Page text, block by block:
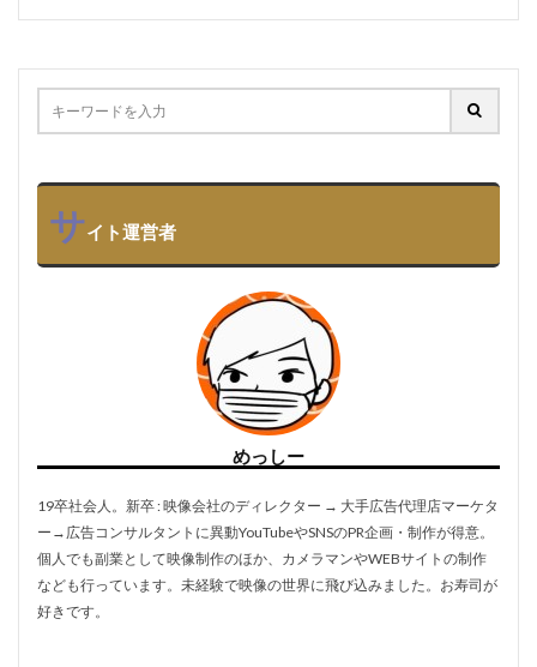
サイト運営者
めっしー
19卒社会人。新卒 : 映像会社のディレクター → 大手広告代理店マーケタ
ー→広告コンサルタントに異動YouTubeやSNSのPR企画・制作が得意。
個人でも副業として映像制作のほか、カメラマンやWEBサイトの制作
なども行っています。未経験で映像の世界に飛び込みました。お寿司が
好きです。